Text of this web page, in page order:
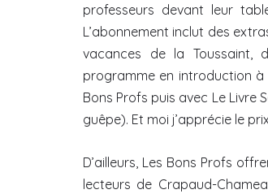
professeurs devant leur
L’abonnement inclut des
vacances de la Toussaint,
programme en introduction à
Bons Profs puis avec Le Livre
guêpe). Et moi j’apprécie le
D’ailleurs, Les Bons Profs
lecteurs de Crapaud-